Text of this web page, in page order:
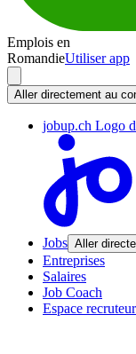
Emplois en
RomandieUtiliser app
Aller directement au
jobup.ch Logo
Jobs Aller
Entreprises
Salaires
Job Coach
Espace